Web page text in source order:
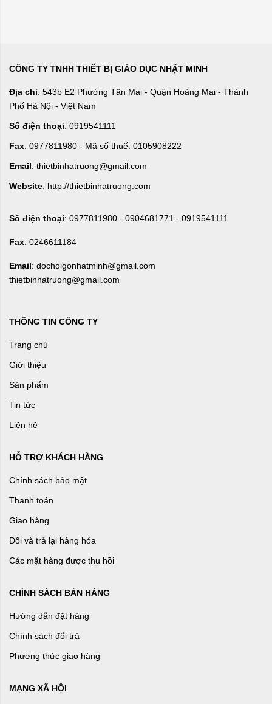
CÔNG TY TNHH THIẾT BỊ GIÁO DỤC NHẬT MINH
Địa chỉ: 543b E2 Phường Tân Mai - Quận Hoàng Mai - Thành
Phố Hà Nội - Việt Nam
Số điện thoại: 0919541111
Fax: 0977811980 - Mã số thuế: 0105908222
Email: thietbinhatruong@gmail.com
Website: http://thietbinhatruong.com
Số điện thoại: 0977811980 - 0904681771 - 0919541111
Fax: 0246611184
Email: dochoigonhatminh@gmail.com
thietbinhatruong@gmail.com
THÔNG TIN CÔNG TY
Trang chủ
Giới thiệu
Sản phẩm
Tin tức
Liên hệ
HỖ TRỢ KHÁCH HÀNG
Chính sách bảo mật
Thanh toán
Giao hàng
Đổi và trả lại hàng hóa
Các mặt hàng được thu hồi
CHÍNH SÁCH BÁN HÀNG
Hướng dẫn đặt hàng
Chính sách đổi trả
Phương thức giao hàng
MẠNG XÃ HỘI